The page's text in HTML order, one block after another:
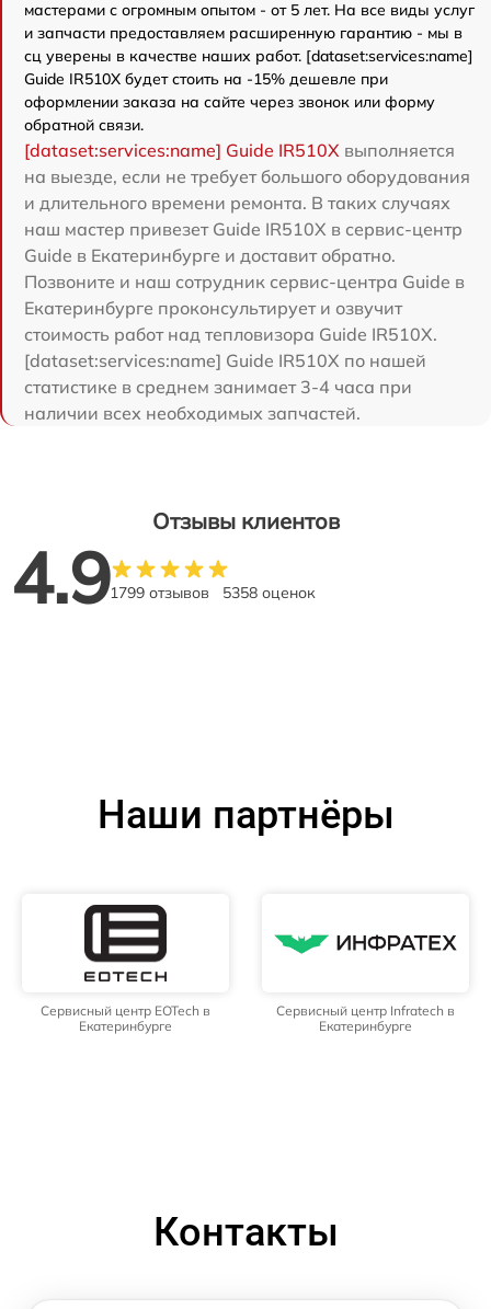
мастерами с огромным опытом - от 5 лет. На все виды услуг
и запчасти предоставляем расширенную гарантию - мы в
сц уверены в качестве наших работ. [dataset:services:name]
Guide IR510X будет стоить на -15% дешевле при
оформлении заказа на сайте через звонок или форму
обратной связи.
[dataset:services:name] Guide IR510X выполняется
на выезде, если не требует большого оборудования
и длительного времени ремонта. В таких случаях
наш мастер привезет Guide IR510X в сервис-центр
Guide в Екатеринбурге и доставит обратно.
Позвоните и наш сотрудник сервис-центра Guide в
Екатеринбурге проконсультирует и озвучит
стоимость работ над тепловизора Guide IR510X.
[dataset:services:name] Guide IR510X по нашей
статистике в среднем занимает 3-4 часа при
наличии всех необходимых запчастей.
Отзывы клиентов
4.91799 отзывов 5358 оценок
Наши партнёры
Сервисный центр EOTech в
Екатеринбурге
Сервисный центр Infratech в
Екатеринбурге
Контакты